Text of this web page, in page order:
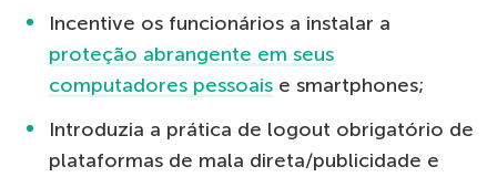
Incentive os funcionários a instalar a
proteção abrangente em seus
computadores pessoais e smartphones;
Introduzia a prática de logout obrigatório de
plataformas de mala direta/publicidade e